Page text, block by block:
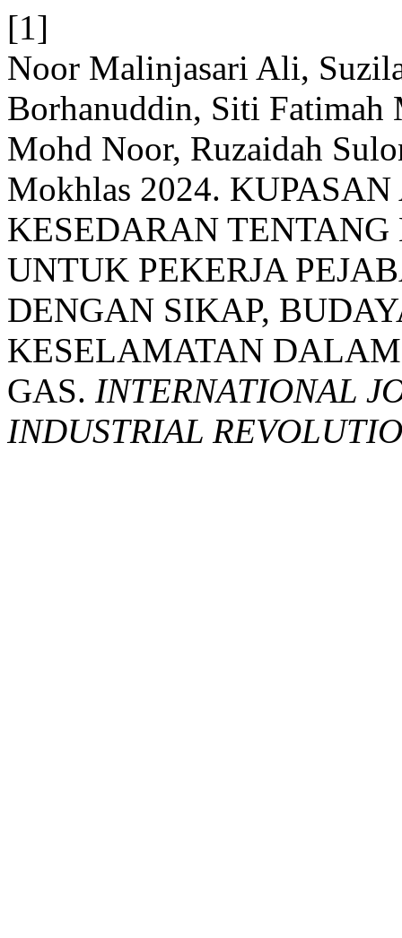
[1]
Noor Malinjasari Ali,
Borhanuddin, Siti Fatimah
Mohd Noor, Ruzaidah
Mokhlas 2024.
KESEDARAN
UNTUK PEKERJA
DENGAN SIKAP,
KESELAMATAN
GAS. INTERNATIONAL
INDUSTRIAL